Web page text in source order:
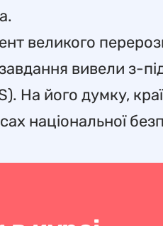
великого
вивели з-
На його думку,
національної